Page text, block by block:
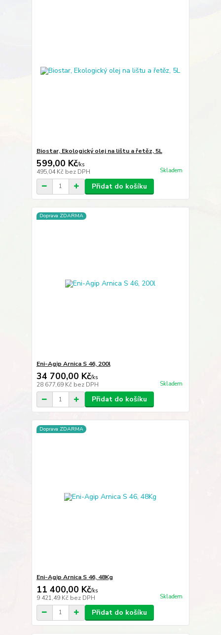
Biostar, Ekologický olej na lištu a řetěz, 5L
599,00 Kč/ks
495,04 Kč bez DPH Skladem
Přidat do košíku
Doprava ZDARMA
Eni-Agip Arnica S 46, 200l
34 700,00 Kč/ks
28 677,69 Kč bez DPH Skladem
Přidat do košíku
Doprava ZDARMA
Eni-Agip Arnica S 46, 48Kg
11 400,00 Kč/ks
9 421,49 Kč bez DPH Skladem
Přidat do košíku